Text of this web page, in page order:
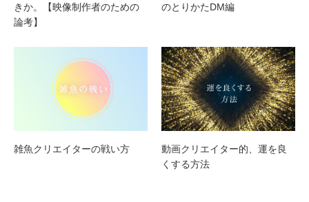
きか。【映像制作者のための
論考】
のとりかたDM編
雑魚クリエイターの戦い方
動画クリエイター的、運を良
くする方法